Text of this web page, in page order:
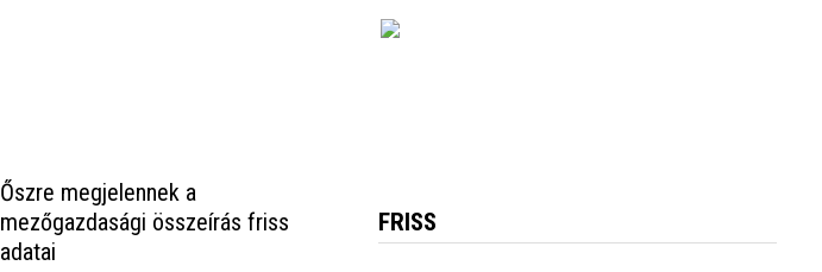
Őszre megjelennek a
mezőgazdasági összeírás friss
adatai
FRISS